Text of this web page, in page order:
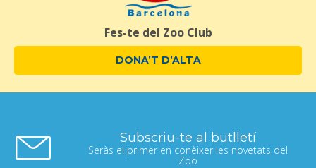
Fes-te del Zoo Club
DONA’T D’ALTA
Subscriu-te al butlletí
Seràs el primer en conèixer les novetats del
Zoo